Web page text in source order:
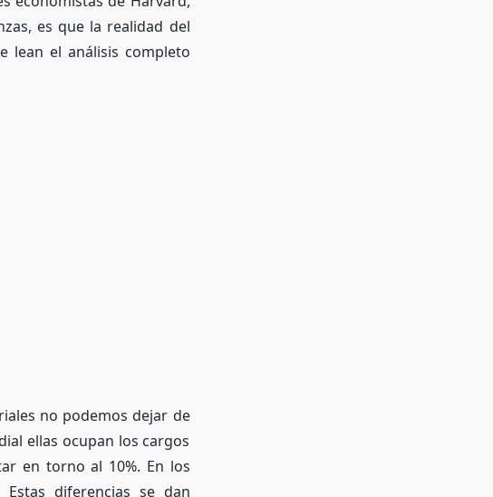
es que la realidad del
lean el análisis completo
no podemos dejar de
ellas ocupan los cargos
en torno al 10%. En los
diferencias se dan